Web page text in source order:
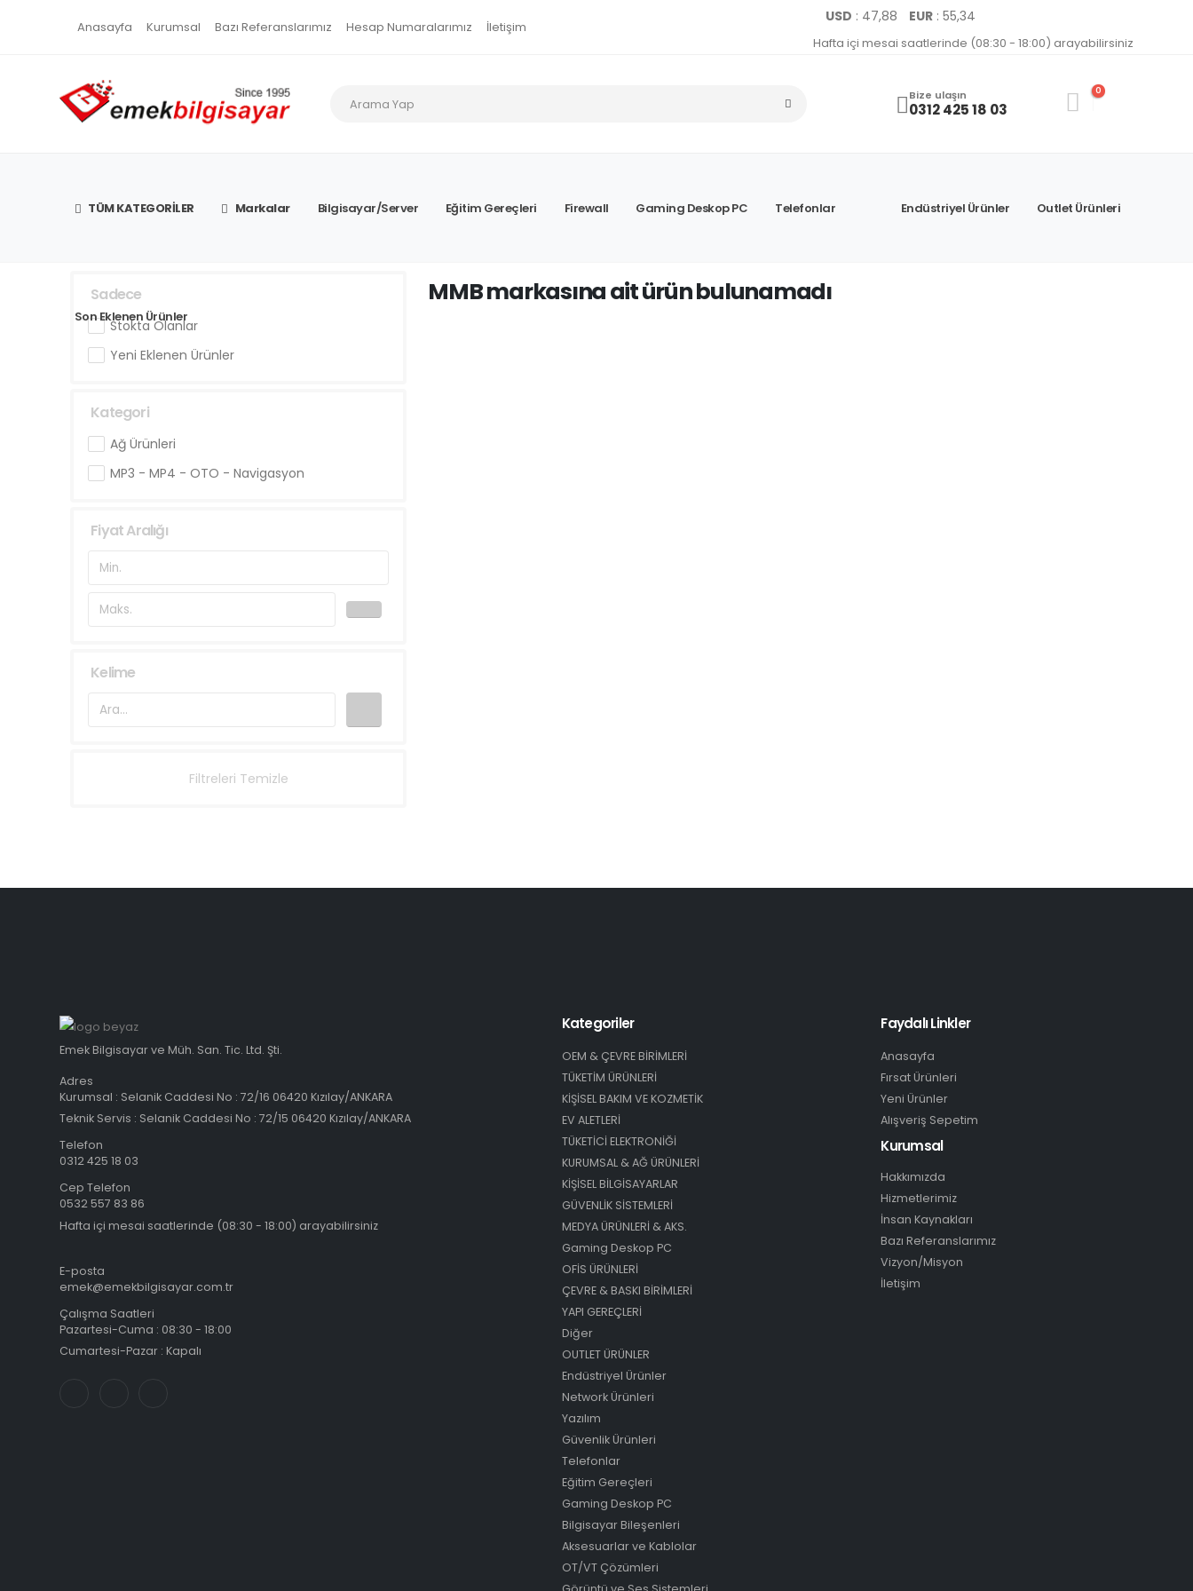
Anasayfa Kurumsal Bazı Referanslarımız Hesap Numaralarımız İletişim
USD : 47,88 EUR: 55,34
Hafta içi mesai saatlerinde (08:30 - 18:00) arayabilirsiniz
Bize ulaşın
0312 425 18 03
0
TÜM KATEGORİLER Markalar Bilgisayar/Server Eğitim Gereçleri Firewall Gaming Deskop PC Telefonlar Endüstriyel Ürünler Outlet Ürünleri
Son Eklenen Ürünler
Sadece
Stokta Olanlar
Yeni Eklenen Ürünler
Kategori
Ağ Ürünleri
MP3 - MP4 - OTO - Navigasyon
Fiyat Aralığı
Kelime
Filtreleri Temizle
MMB markasına ait ürün bulunamadı
Emek Bilgisayar ve Müh. San. Tic. Ltd. Şti.
Adres
Kurumsal : Selanik Caddesi No : 72/16 06420 Kızılay/ANKARA
Teknik Servis : Selanik Caddesi No : 72/15 06420 Kızılay/ANKARA
Telefon
0312 425 18 03
Cep Telefon
0532 557 83 86
Hafta içi mesai saatlerinde (08:30 - 18:00) arayabilirsiniz
E-posta
emek@emekbilgisayar.com.tr
Çalışma Saatleri
Pazartesi-Cuma : 08:30 - 18:00
Cumartesi-Pazar : Kapalı
Kategoriler
OEM & ÇEVRE BİRİMLERİ
TÜKETİM ÜRÜNLERİ
KİŞİSEL BAKIM VE KOZMETİK
EV ALETLERİ
TÜKETİCİ ELEKTRONİĞİ
KURUMSAL & AĞ ÜRÜNLERİ
KİŞİSEL BİLGİSAYARLAR
GÜVENLİK SİSTEMLERİ
MEDYA ÜRÜNLERİ & AKS.
Gaming Deskop PC
OFİS ÜRÜNLERİ
ÇEVRE & BASKI BİRİMLERİ
YAPI GEREÇLERİ
Diğer
OUTLET ÜRÜNLER
Endüstriyel Ürünler
Network Ürünleri
Yazılım
Güvenlik Ürünleri
Telefonlar
Eğitim Gereçleri
Gaming Deskop PC
Bilgisayar Bileşenleri
Aksesuarlar ve Kablolar
OT/VT Çözümleri
Faydalı Linkler
Anasayfa
Fırsat Ürünleri
Yeni Ürünler
Alışveriş Sepetim
Kurumsal
Hakkımızda
Hizmetlerimiz
İnsan Kaynakları
Bazı Referanslarımız
Vizyon/Misyon
İletişim